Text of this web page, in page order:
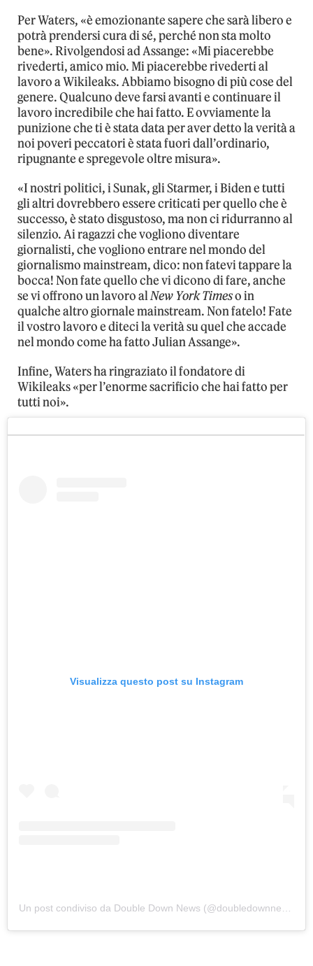
Per Waters, «è emozionante sapere che sarà libero e
potrà prendersi cura di sé, perché non sta molto
bene». Rivolgendosi ad Assange: «Mi piacerebbe
rivederti, amico mio. Mi piacerebbe rivederti al
lavoro a Wikileaks. Abbiamo bisogno di più cose del
genere. Qualcuno deve farsi avanti e continuare il
lavoro incredibile che hai fatto. E ovviamente la
punizione che ti è stata data per aver detto la verità a
noi poveri peccatori è stata fuori dall’ordinario,
ripugnante e spregevole oltre misura».
«I nostri politici, i Sunak, gli Starmer, i Biden e tutti
gli altri dovrebbero essere criticati per quello che è
successo, è stato disgustoso, ma non ci ridurranno al
silenzio. Ai ragazzi che vogliono diventare
giornalisti, che vogliono entrare nel mondo del
giornalismo mainstream, dico: non fatevi tappare la
bocca! Non fate quello che vi dicono di fare, anche
se vi offrono un lavoro alNew York Timeso in
qualche altro giornale mainstream. Non fatelo! Fate
il vostro lavoro e diteci la verità su quel che accade
nel mondo come ha fatto Julian Assange».
Infine, Waters ha ringraziato il fondatore di
Wikileaks «per l’enorme sacrificio che hai fatto per
tutti noi».
Visualizza questo post su Instagram